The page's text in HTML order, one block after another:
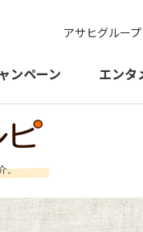
アサヒグルー
ンペーン エンタ
。